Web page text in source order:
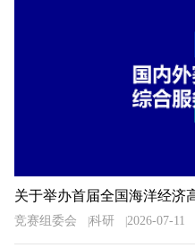
关于举办首届全国海洋经济
竞赛组委会 科研 2026-07-11